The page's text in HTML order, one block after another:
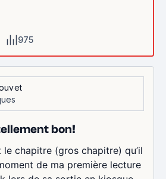
975
bon!
le chapitre (gros chapitre) qu’il
de ma première lecture